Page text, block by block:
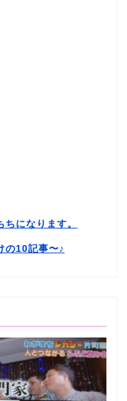
になります。
の10記事〜♪